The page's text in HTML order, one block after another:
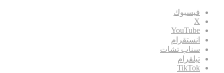
فيسبوك
‫X
‫YouTube
انستقرام
سناب تشات
تيلقرام
‫TikTok